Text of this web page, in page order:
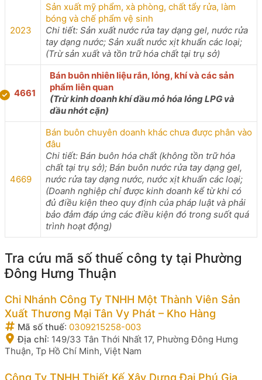
2023
Sản xuất mỹ phẩm, xà phòng, chất tẩy rửa, làm
bóng và chế phẩm vệ sinh
Chi tiết: Sản xuất nước rửa tay dạng gel, nước rửa
tay dạng nước; Sản xuất nước xịt khuẩn các loại;
(Trừ sản xuất và tồn trữ hóa chất tại trụ sở)
4661
Bán buôn nhiên liệu rắn, lỏng, khí và các sản
phẩm liên quan
(Trừ kinh doanh khí dầu mỏ hóa lỏng LPG và
dầu nhớt cặn)
4669
Bán buôn chuyên doanh khác chưa được phân vào
đâu
Chi tiết: Bán buôn hóa chất (không tồn trữ hóa
chất tại trụ sở); Bán buôn nước rửa tay dạng gel,
nước rửa tay dạng nước, nước xịt khuẩn các loại;
(Doanh nghiệp chỉ được kinh doanh kể từ khi có
đủ điều kiện theo quy định của pháp luật và phải
bảo đảm đáp ứng các điều kiện đó trong suốt quá
trình hoạt động)
Tra cứu mã số thuế công ty tại Phường
Đông Hưng Thuận
Chi Nhánh Công Ty TNHH Một Thành Viên Sản
Xuất Thương Mại Tân Vy Phát – Kho Hàng
Mã số thuế: 0309215258-003
Địa chỉ: 149/33 Tân Thới Nhất 17, Phường Đông Hưng
Thuận, Tp Hồ Chí Minh, Việt Nam
Công Ty TNHH Thiết Kế Xây Dựng Đại Phú Gia